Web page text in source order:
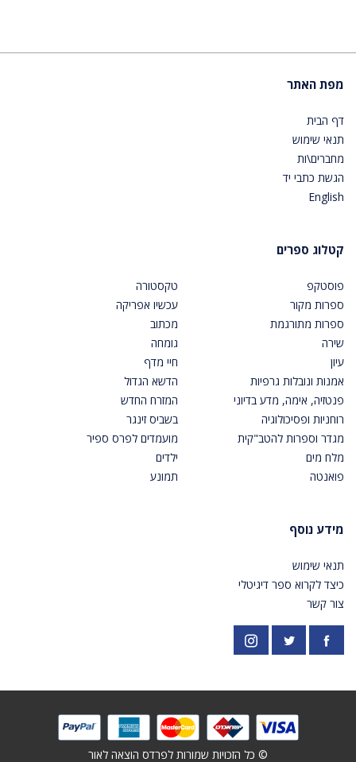
מפת האתר
דף הבית
תנאי שימוש
מחברים\ות
הגשת כתבי יד
English
קטלוג ספרים
פוסטקפ
ספרות מקור
ספרות מתורגמת
שירה
עיון
אמנות ונובלות גרפיות
פנטזיה, אימה, מדע בדיוני
רוחניות ופסיכולוגיה
מגדר וספרות להטב"קית
מלח מים
פואנטה
טקסטורה
עכשיו אפריקה
מכתוב
גומחה
חיי מדף
הדשא הגדול
המזרח החדש
בשביס זינגר
מועמדים לפרס ספיר
ילדים
תמונע
מידע נוסף
תנאי שימוש
כיצד לקרוא ספר דיגיטלי
צור קשר
פייסבוק https://twitter.com/PardesPublish
אינסטגרם
© כל הזכויות שמורות לפרדס הוצאה לאור